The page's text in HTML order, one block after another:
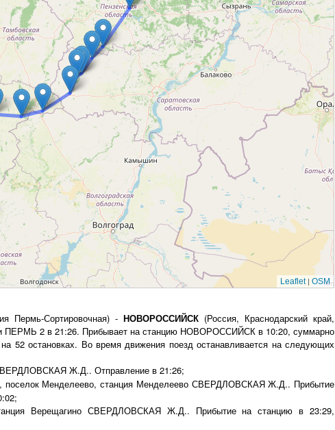
Leaflet| OSM
Пермь-Сортировочная) -НОВОРОССИЙСК (Россия, Краснодарский край,
ПЕРМЬ 2 в 21:26. Прибывает на станцию НОВОРОССИЙСК в 10:20, суммарно
52 остановках. Во время движения поезд останавливается на следующих
Ж.Д.. Отправление в 21:26;
поселок Менделеево, станция Менделеево СВЕРДЛОВСКАЯ Ж.Д.. Прибытие
Верещагино СВЕРДЛОВСКАЯ Ж.Д.. Прибытие на станцию в 23:29,